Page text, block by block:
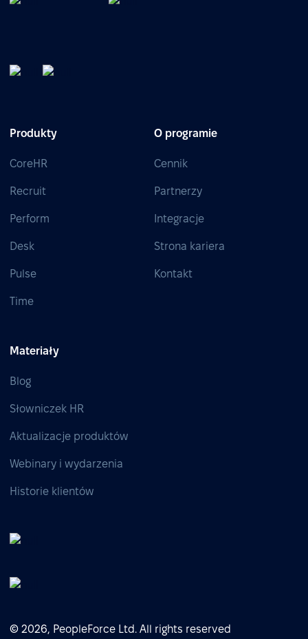
Produkty
CoreHR
Recruit
Perform
Desk
Pulse
Time
O programie
Cennik
Partnerzy
Integracje
Strona kariera
Kontakt
Materiały
Blog
Słowniczek HR
Aktualizacje produktów
Webinary i wydarzenia
Historie klientów
© 2026, PeopleForce Ltd. All rights reserved